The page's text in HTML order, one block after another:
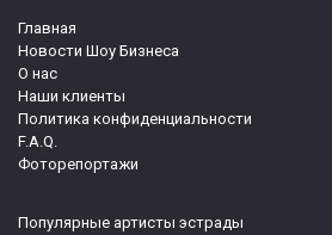
Главная
Новости Шоу Бизнеса
О нас
Наши клиенты
Политика конфиденциальности
F.A.Q.
Фоторепортажи
Популярные артисты эстрады